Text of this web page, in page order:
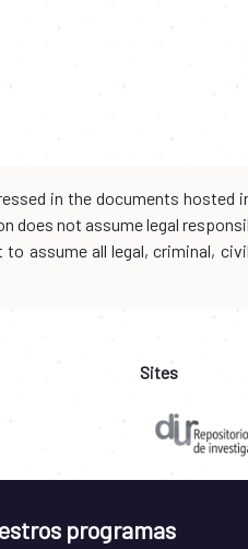
in the documents
does not assume legal
assume all legal, criminal,
Sites
programas